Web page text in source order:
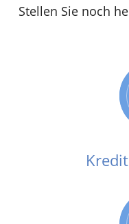
Stellen Sie noch